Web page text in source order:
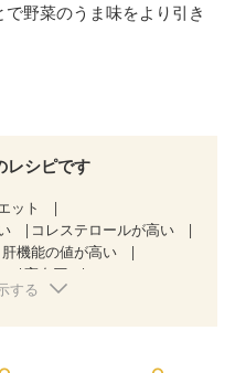
野菜のうま味をより引き
レシピです
ット
コレステロールが高い
肝機能の値が高い
高血圧
膵炎（移行期・寛解期）
する